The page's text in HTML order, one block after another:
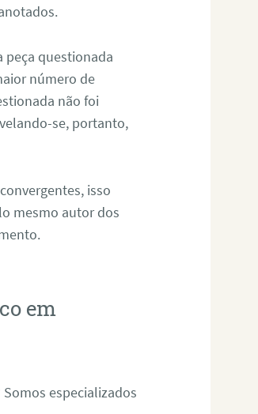
peça questionada
número de
não foi
se, portanto,
isso
mesmo autor dos
em
especializados